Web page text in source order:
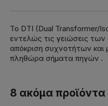
Το DTI (Dual Transformer/
εντελώς τις γειώσεις
απόκριση συχνοτήτων και
πληθώρα σήματα πηγών .
8 ακόμα προϊόντα